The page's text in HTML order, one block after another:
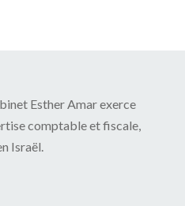
Esther Amar exerce
comptable et fiscale,
Israël.